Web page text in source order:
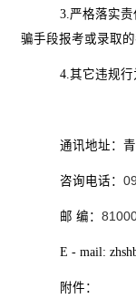
3. 严格落实
骗手段报考或录取
4. 其它违规行
通讯地址：
咨询电话：
邮 编：
E - mail:
附件：